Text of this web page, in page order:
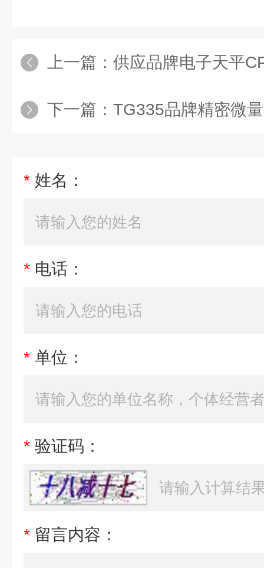
上一篇： 供应品牌电子天平
下一篇： TG335品牌精密微
* 姓名：
* 电话：
* 单位：
* 验证码：
* 留言内容：